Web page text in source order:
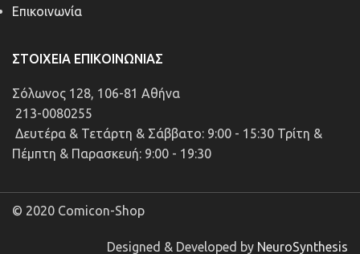
Επικοινωνία
ΣΤΟΙΧΕΊΑ ΕΠΙΚΟΙΝΩΝΊΑΣ
Σόλωνος 128, 106-81 Αθήνα
213-0080255
Δευτέρα & Τετάρτη & Σάββατο: 9:00 - 15:30 Τρίτη &
Πέμπτη & Παρασκευή: 9:00 - 19:30
© 2020 Comicon-Shop
Designed & Developed by NeuroSynthesis